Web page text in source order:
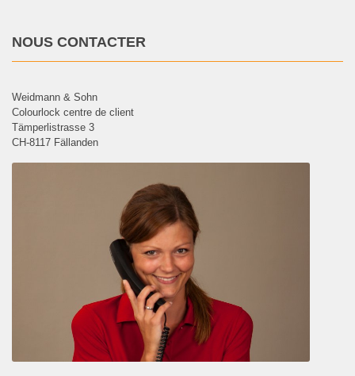
NOUS CONTACTER
Weidmann & Sohn
Colourlock centre de client
Tämperlistrasse 3
CH-8117 Fällanden